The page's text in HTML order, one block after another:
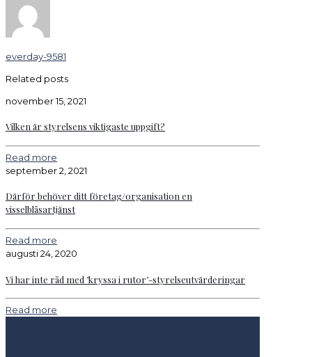
everday-9581
Related posts
november 15, 2021
Vilken är styrelsens viktigaste uppgift?
Read more
september 2, 2021
Därför behöver ditt företag/organisation en
visselblåsartjänst
Read more
augusti 24, 2020
Vi har inte råd med ’kryssa i rutor’-styrelseutvärderingar
Read more